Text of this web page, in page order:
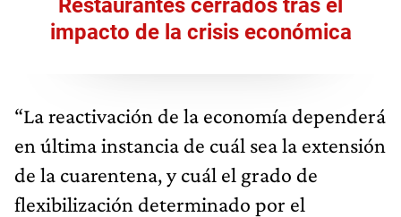
Restaurantes cerrados tras el
impacto de la crisis económica
“La reactivación de la economía dependerá
en última instancia de cuál sea la extensión
de la cuarentena, y cuál el grado de
flexibilización determinado por el